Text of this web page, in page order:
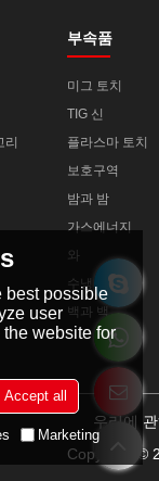
부속품
미그 토치
TIG 신
플라스마 토치
보호구역
밤과 밤
가스에너지
와
수냉
백과 백
우리에
Copyright ©
best possible
user
website for
Accept all
Marketing